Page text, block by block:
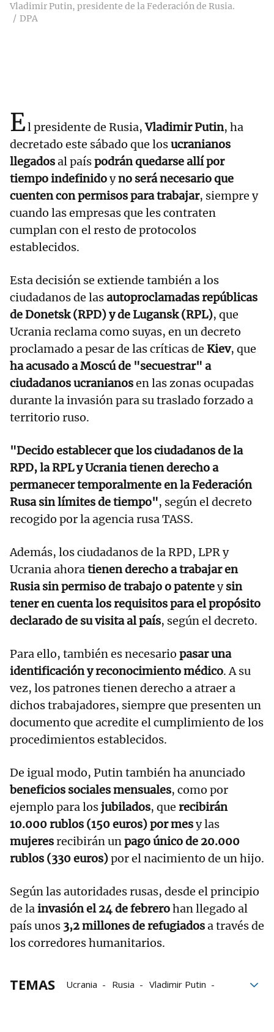
Vladimir Putin, presidente de la Federación de Rusia.
DPA
El presidente de Rusia,Vladimir Putin, ha
decretado este sábado que losucranianos
llegadosal paíspodrán quedarse allí por
tiempo indefinidoyno será necesario que
cuenten con permisos para trabajar, siempre y
cuando las empresas que les contraten
cumplan con el resto de protocolos
establecidos.
Esta decisión se extiende también a los
ciudadanos de lasautoproclamadas repúblicas
de Donetsk (RPD) y de Lugansk (RPL), que
Ucrania reclama como suyas, en un decreto
proclamado a pesar de las críticas de Kiev, que
ha acusado a Moscú de "secuestrar" a
ciudadanos ucranianosen las zonas ocupadas
durante la invasión para su traslado forzado a
territorio ruso.
"Decido establecer que los ciudadanos de la
RPD, la RPL y Ucrania tienen derecho a
permanecer temporalmente en la Federación
Rusa sin límites de tiempo", según el decreto
recogido por la agencia rusa TASS.
Además, los ciudadanos de la RPD, LPR y
Ucrania ahoratienen derecho a trabajar en
Rusia sin permiso de trabajo o patenteysin
tener en cuenta los requisitos para el propósito
declarado de su visita al país, según el decreto.
Para ello, también es necesario pasar una
identificación y reconocimiento médico. A su
vez, los patrones tienen derecho a atraer a
dichos trabajadores, siempre que presenten un
documento que acredite el cumplimiento de los
procedimientos establecidos.
De igual modo, Putin también ha anunciado
beneficios sociales mensuales, como por
ejemplo para losjubilados, que recibirán
10.000 rublos (150 euros) por mesy las
mujeresrecibirán unpago único de 20.000
rublos (330 euros)por el nacimiento de un hijo.
Según las autoridades rusas, desde el principio
de lainvasión el 24 de febrerohan llegado al
país unos 3,2 millones de refugiadosa través de
los corredores humanitarios.
TEMAS Ucrania Rusia
Vladimir Putin